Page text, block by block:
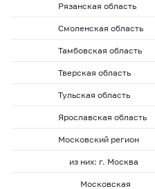
Рязанская область
Смоленская область
Тамбовская область
Тверская область
Тульская область
Ярославская область
Московский регион
из них: г. Москва
Московская